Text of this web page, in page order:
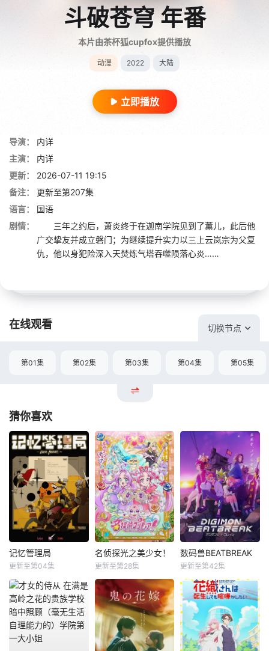
斗破苍穹 年番
本片由茶杯狐cupfox提供播放
动漫 2022 大陆
立即播放
导演：
内详
主演：
内详
更新：
2026-07-11 19:15
备注：
更新至第207集
语言：
国语
剧情：
三年之约后，萧炎终于在迦南学院见到了薰儿，此后他
广交挚友并成立磐门；为继续提升实力以三上云岚宗为父复
仇，他以身犯险深入天焚炼气塔吞噬陨落心炎……
在线观看 切换节点
第01集 第02集 第03集 第04集 第05集
猜你喜欢
记忆管理局
更新至第04集
名侦探光之美少女！
更新至第28集
数码兽BEATBREAK
更新至第42集